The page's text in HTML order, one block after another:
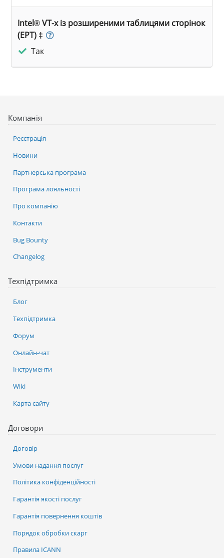
Intel® VT-x із розширеними таблицями сторінок
(EPT) ‡
Так
Компанія
Реєстрація
Новини
Партнерська програма
Програма лояльності
Про компанію
Контакти
Bug Bounty
Changelog
Техпідтримка
Блог
Техпідтримка
Форум
Онлайн-чат
Інструменти
Wiki
Карта сайту
Договори
Договір
Умови надання послуг
Політика конфіденційності
Гарантія якості послуг
Гарантія повернення коштів
Порядок обробки скарг
Правила ICANN